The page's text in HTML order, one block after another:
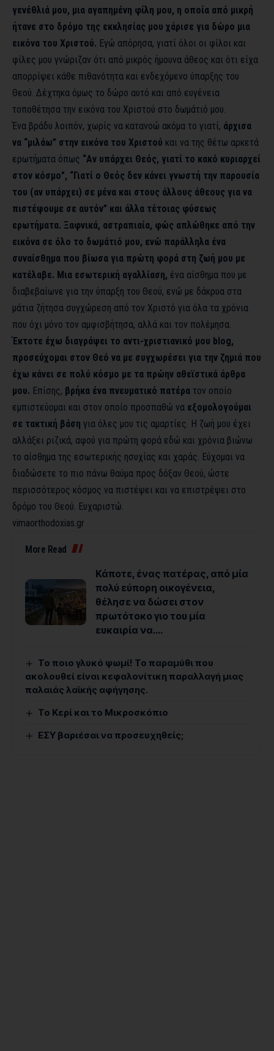
γενέθλιά μου, μια αγαπημένη φίλη μου, η οποία από μικρή
ήτανε στο δρόμο της εκκλησίας μου χάρισε για δώρο μια
εικόνα του Χριστού. Εγώ απόρησα, γιατί όλοι οι φίλοι και
φίλες μου γνώριζαν ότι από μικρός ήμουνα άθεος και ότι είχα
απορρίψει κάθε πιθανότητα και ενδεχόμενο ύπαρξης του
Θεού. Δέχτηκα όμως το δώρο αυτό και από ευγένεια
τοποθέτησα την εικόνα του Χριστού στο δωμάτιό μου.
Ένα βράδυ λοιπόν, χωρίς να κατανοώ ακόμα το γιατί, άρχισα
να “μιλάω” στην εικόνα του Χριστού και να της θέτω αρκετά
ερωτήματα όπως “Αν υπάρχει Θεός, γιατί το κακό κυριαρχεί
στον κόσμο”, “Γιατί ο Θεός δεν κάνει γνωστή την παρουσία
του (αν υπάρχει) σε μένα και στους άλλους άθεους για να
πιστέψουμε σε αυτόν” και άλλα τέτοιας φύσεως
ερωτήματα. Ξαφνικά, αστραπιαία, φώς απλώθηκε από την
εικόνα σε όλο το δωμάτιό μου, ενώ παράλληλα ένα
συναίσθημα που βίωσα για πρώτη φορά στη ζωή μου με
κατέλαβε. Μια εσωτερική αγαλλίαση, ένα αίσθημα που με
διαβεβαίωνε για την ύπαρξη του Θεού, ενώ με δάκρυα στα
μάτια ζήτησα συγχώρεση από τον Χριστό για όλα τα χρόνια
που όχι μόνο τον αμφισβήτησα, αλλά και τον πολέμησα.
Έκτοτε έχω διαγράψει το αντι-χριστιανικό μου blog,
προσεύχομαι στον Θεό να με συγχωρέσει για την ζημιά που
έχω κάνει σε πολύ κόσμο με τα πρώην αθεϊστικά άρθρα
μου. Επίσης, βρήκα ένα πνευματικό πατέρα τον οποίο
εμπιστεύομαι και στον οποίο προσπαθώ να εξομολογούμαι
σε τακτική βάση για όλες μου τις αμαρτίες. Η ζωή μου έχει
αλλάξει ριζικά, αφού για πρώτη φορά εδώ και χρόνια βιώνω
το αίσθημα της εσωτερικής ησυχίας και χαράς. Εύχομαι να
διαδώσετε το πιο πάνω θαύμα προς δόξαν Θεού, ώστε
περισσότερος κόσμος να πιστέψει και να επιστρέψει στο
δρόμο του Θεού. Ευχαριστώ.
vimaorthodoxias.gr
More Read
Κάποτε, ένας πατέρας, από μία
πολύ εύπορη οικογένεια,
θέλησε να δώσει στον
πρωτότοκο γιο του μία
ευκαιρία να….
Το ποιο γλυκό ψωμί! Το παραμύθι που
ακολουθεί είναι κεφαλονίτικη παραλλαγή μιας
παλαιάς λαϊκής αφήγησης.
Το Κερί και το Μικροσκόπιο
ΕΣΥ βαριέσαι να προσευχηθείς;